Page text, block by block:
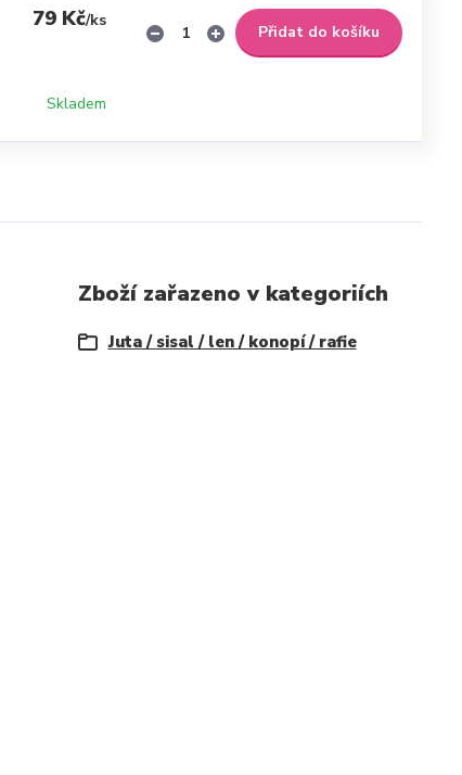
79 Kč/ks
Skladem
Přidat do košíku
Zboží zařazeno v kategoriích
Juta / sisal / len / konopí / rafie